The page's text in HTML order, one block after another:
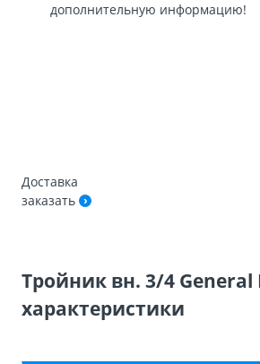
дополнительную информацию!
Доставка
заказать
Тройник вн. 3/4 General
характеристики